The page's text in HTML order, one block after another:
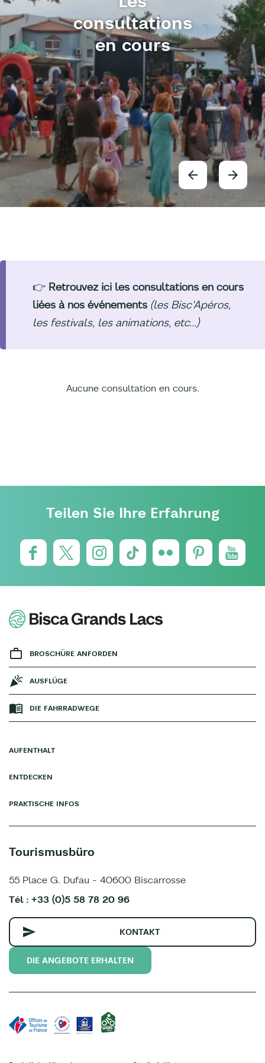
consultations
en cours
👉 Retrouvez ici les consultations en cours
liées à nos événements (les Bisc'Apéros,
les festivals, les animations, etc...)
Aucune consultation en cours.
Teilen Sie Ihre Erfahrung
BROSCHÜRE ANFORDEN
AUSFLÜGE
DIE FAHRRADWEGE
AUFENTHALT
ENTDECKEN
PRAKTISCHE INFOS
Tourismusbüro
55 Place G. Dufau - 40600 Biscarrosse
Tél : +33 (0)5 58 78 20 96
KONTAKT
DIE ANGEBOTE ERHALTEN